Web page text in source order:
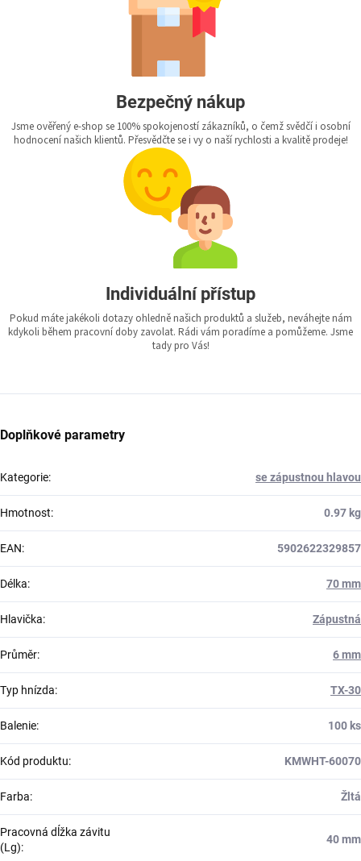
Bezpečný nákup
Jsme ověřený e-shop se 100% spokojeností zákazníků, o čemž svědčí i osobní
hodnocení našich klientů. Přesvědčte se i vy o naší rychlosti a kvalitě prodeje!
Individuální přístup
Pokud máte jakékoli dotazy ohledně našich produktů a služeb, neváhejte nám
kdykoli během pracovní doby zavolat. Rádi vám poradíme a pomůžeme. Jsme
tady pro Vás!
Doplňkové parametry
Kategorie: se zápustnou hlavou
Hmotnost: 0.97 kg
EAN: 5902622329857
Délka: 70 mm
Hlavička: Zápustná
Průměr: 6 mm
Typ hnízda: TX-30
Balenie: 100 ks
Kód produktu: KMWHT-60070
Farba: Žltá
Pracovná dĺžka závitu
(Lg):
40 mm